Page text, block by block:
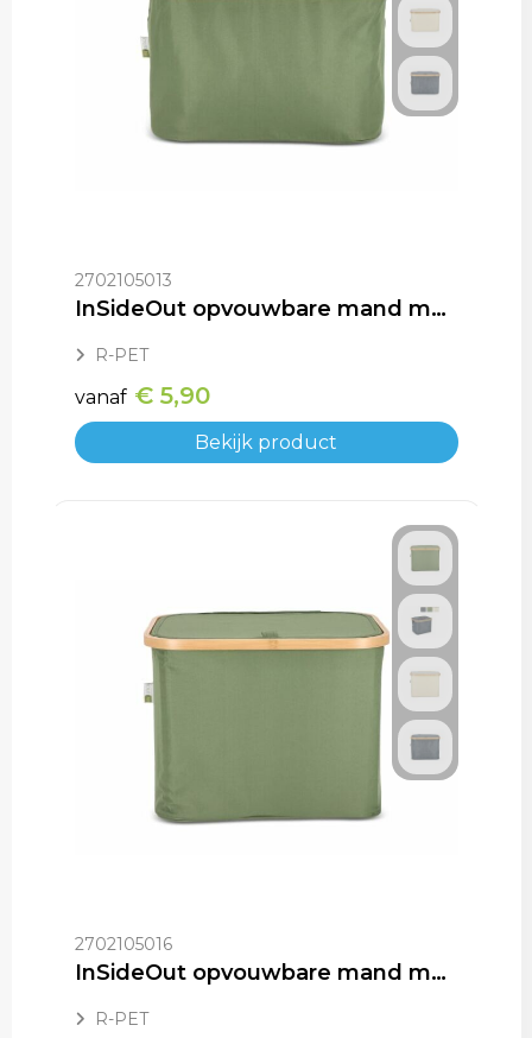
2702105013
InSideOut opvouwbare mand met deksel Sogne 38 x 26 x 25cm rPET
R-PET
vanaf € 5,90
Bekijk product
2702105016
InSideOut opvouwbare mand met deksel Sogne 40.5 x 33 x 30cm rPET
R-PET